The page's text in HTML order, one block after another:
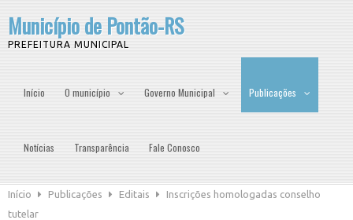
Município de Pontão-RS
PREFEITURA MUNICIPAL
Início O município Governo Municipal Publicações
Notícias Transparência Fale Conosco
Início Publicações Editais
Inscrições homologadas conselho
tutelar